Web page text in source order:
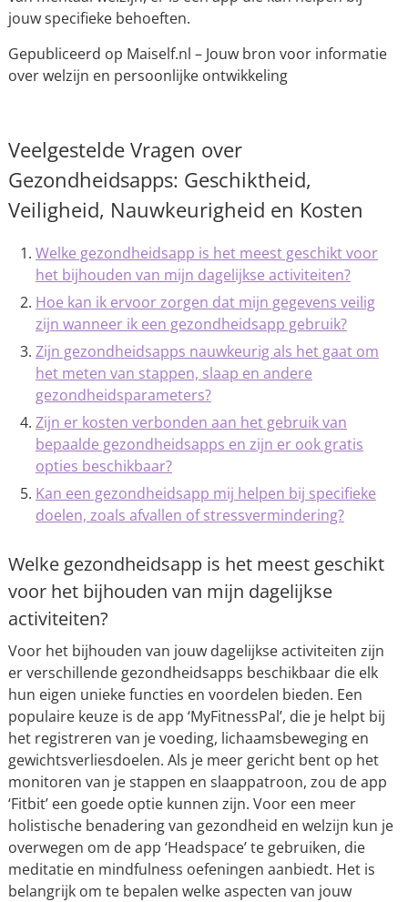
jouw specifieke behoeften.
Gepubliceerd op Maiself.nl – Jouw bron voor informatie
over welzijn en persoonlijke ontwikkeling
Veelgestelde Vragen over
Gezondheidsapps: Geschiktheid,
Veiligheid, Nauwkeurigheid en Kosten
Welke gezondheidsapp is het meest geschikt voor
het bijhouden van mijn dagelijkse activiteiten?
Hoe kan ik ervoor zorgen dat mijn gegevens veilig
zijn wanneer ik een gezondheidsapp gebruik?
Zijn gezondheidsapps nauwkeurig als het gaat om
het meten van stappen, slaap en andere
gezondheidsparameters?
Zijn er kosten verbonden aan het gebruik van
bepaalde gezondheidsapps en zijn er ook gratis
opties beschikbaar?
Kan een gezondheidsapp mij helpen bij specifieke
doelen, zoals afvallen of stressvermindering?
Welke gezondheidsapp is het meest geschikt
voor het bijhouden van mijn dagelijkse
activiteiten?
Voor het bijhouden van jouw dagelijkse activiteiten zijn
er verschillende gezondheidsapps beschikbaar die elk
hun eigen unieke functies en voordelen bieden. Een
populaire keuze is de app ‘MyFitnessPal’, die je helpt bij
het registreren van je voeding, lichaamsbeweging en
gewichtsverliesdoelen. Als je meer gericht bent op het
monitoren van je stappen en slaappatroon, zou de app
‘Fitbit’ een goede optie kunnen zijn. Voor een meer
holistische benadering van gezondheid en welzijn kun je
overwegen om de app ‘Headspace’ te gebruiken, die
meditatie en mindfulness oefeningen aanbiedt. Het is
belangrijk om te bepalen welke aspecten van jouw